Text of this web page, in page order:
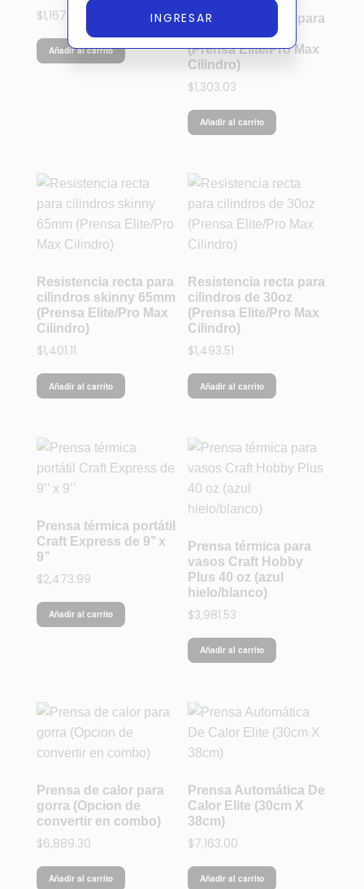
INGRESAR
$1,167.50
Añadir al carrito
Resistencia recta para
cilindros de 20oz
(Prensa Elite/Pro Max
Cilindro)
$1,303.03
Añadir al carrito
Resistencia recta para
cilindros skinny 65mm
(Prensa Elite/Pro Max
Cilindro)
$1,401.11
Añadir al carrito
Resistencia recta para
cilindros de 30oz
(Prensa Elite/Pro Max
Cilindro)
$1,493.51
Añadir al carrito
Prensa térmica portátil
Craft Express de 9’’ x
9’’
$2,473.99
Añadir al carrito
Prensa térmica para
vasos Craft Hobby
Plus 40 oz (azul
hielo/blanco)
$3,981.53
Añadir al carrito
Prensa de calor para
gorra (Opcion de
convertir en combo)
$6,889.30
Añadir al carrito
Prensa Automática De
Calor Elite (30cm X
38cm)
$7,163.00
Añadir al carrito